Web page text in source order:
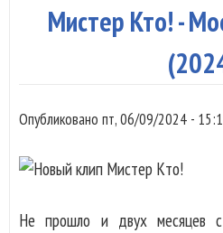
Мистер Кто! -
Опубликовано пт, 06/09/2024 -
Не прошло и двух месяцев